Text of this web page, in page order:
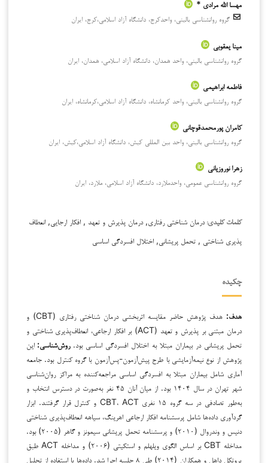
مهسا الله مرادی *
گروه روانشناسی بالینی، واحدکرج، دانشگاه آزاد اسلامی،کرج، ایران
مینا یعقوبی
گروه روانشناسی بالینی، واحد همدان، دانشگاه آزاد اسلامی، همدان، ایران
فاطمه ابراهیمی
گروه روانشناسی بالینی، واحد کرمانشاه، دانشگاه آزاد اسلامی،کرمانشاه، ایران
کامران پورمحمدقوچانی
گروه روانشناسی بالینی، واحد بین المللی کیش، دانشگاه آزاد اسلامی،کیش، ایران
زهرا نوروزیانی
گروه روانشناسی عمومی، واحدملارد، دانشگاه آزاد اسلامی، ملارد، ایران
کلمات کلیدی:درمان شناختی رفتاری, درمان پذیرش و تعهد , افکار ارجایی, انعطاف
پذیری شناختی , تحمل پریشانی, اختلال افسردگی اساسی
چکیده
هدف:
هدف پژوهش حاضر مقایسه اثربخشی درمان شناختی رفتاری (CBT) و
درمان مبتنی بر پذیرش و تعهد (ACT) بر افکار ارجاعی، انعطاف‌پذیری شناختی و
تحمل پریشانی در بیماران مبتلا به اختلال افسردگی اساسی بود.روش‌شناسی:این
پژوهش از نوع نیمه‌آزمایشی با طرح پیش‌آزمون-پس‌آزمون با گروه کنترل بود. جامعه
آماری شامل بیماران مبتلا به افسردگی اساسی مراجعه‌کننده به مراکز روان‌شناسی
شهر تهران در سال ۱۴۰۴ بود. از میان آنان ۴۵ نفر به‌صورت در دسترس انتخاب و
به‌طور تصادفی در سه گروه ۱۵ نفری CBT، ACT و کنترل قرار گرفتند. ابزار
گردآوری داده‌ها شامل پرسشنامه افکار ارجاعی اهرینگ، سیاهه انعطاف‌پذیری شناختی
دنیس و وندروال (۲۰۱۰) و پرسشنامه تحمل پریشانی سیمونز و گاهر (۲۰۰۵) بود.
مداخله CBT بر اساس الگوی ویلهلم و استکیتی (۲۰۰۶) و مداخله ACT طبق
پروتکل داهل و همکاران (۲۰۱۴) طی ۸ جلسه اجرا شد. داده‌ها با استفاده از تحلیل